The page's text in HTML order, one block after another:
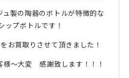
製の陶器のボトルが特徴的な
ップボトルです！
お買取りさせて頂きました！
様～大変 感謝致します！！！